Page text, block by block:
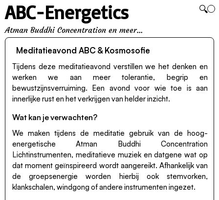
🔍
ABC-Energetics
Atman Buddhi Concentration en meer...
Meditatieavond ABC & Kosmosofie
Tijdens deze meditatieavond verstillen we het denken en
werken we aan meer tolerantie, begrip en
bewustzijnsverruiming. Een avond voor wie toe is aan
innerlijke rust en het verkrijgen van helder inzicht.
Wat kan je verwachten?
We maken tijdens de meditatie gebruik van de hoog-
energetische Atman Buddhi Concentration
Lichtinstrumenten, meditatieve muziek en datgene wat op
dat moment geïnspireerd wordt aangereikt. Afhankelijk van
de groepsenergie worden hierbij ook stemvorken,
klankschalen, windgong of andere instrumenten ingezet.